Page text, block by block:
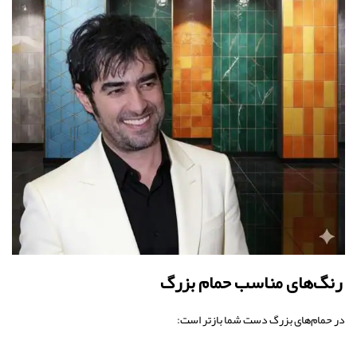
رنگ‌های مناسب حمام بزرگ
در حمام‌های بزرگ دست شما بازتر است: